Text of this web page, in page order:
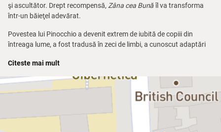
şi ascultător. Drept recompensă, Zâna cea Bună îl va transforma
într-un băieţel adevărat.
Povestea lui Pinocchio a devenit extrem de iubită de copiii din
întreaga lume, a fost tradusă în zeci de limbi, a cunoscut adaptări
ecranizări, mai ales de desene animate.
În această nouă versiune, animaţia digitală ocupă un loc important,
împletindu-se cu jocul la vedere al actorilor, cu păpuşile mari, cu
măştile şi costumele extrem de sugestive. Fiecare personaj
important are un fragment muzical descriptiv.
Citeste mai mult